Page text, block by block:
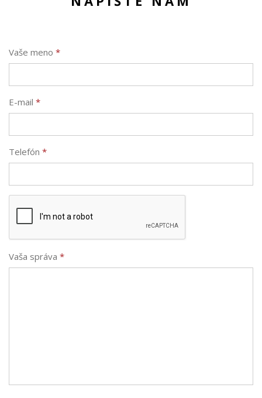
Vaše meno *
E-mail *
Telefón *
Vaša správa *